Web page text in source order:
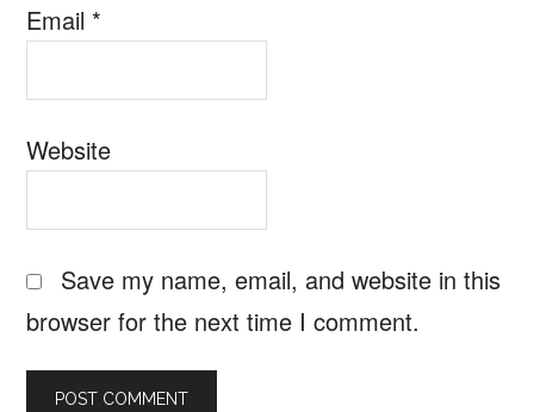
Email *
Website
Save my name, email, and website in this
browser for the next time I comment.